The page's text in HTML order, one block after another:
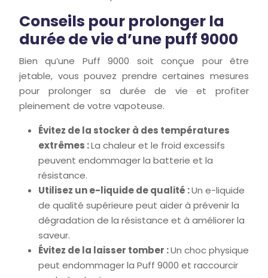
Conseils pour prolonger la
durée de vie d’une puff 9000
Bien qu’une Puff 9000 soit conçue pour être
jetable, vous pouvez prendre certaines mesures
pour prolonger sa durée de vie et profiter
pleinement de votre vapoteuse.
Évitez de la stocker à des températures
extrêmes :La chaleur et le froid excessifs
peuvent endommager la batterie et la
résistance.
Utilisez un e-liquide de qualité :Un e-liquide
de qualité supérieure peut aider à prévenir la
dégradation de la résistance et à améliorer la
saveur.
Évitez de la laisser tomber :Un choc physique
peut endommager la Puff 9000 et raccourcir